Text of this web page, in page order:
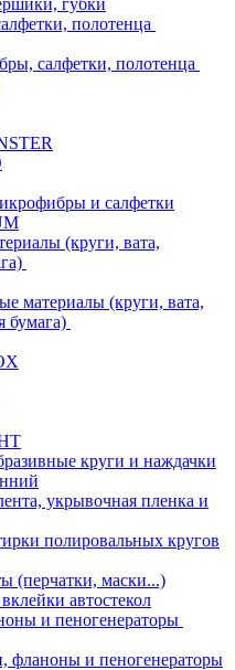
губки
полотенца
салфетки, полотенца
и салфетки
(круги, вата,
материалы (круги, вата,
бумага)
круги и наждачки
укрывочная пленка и
полировальных кругов
(перчатки, маски...)
автостекол
и пеногенераторы
фланоны и пеногенераторы